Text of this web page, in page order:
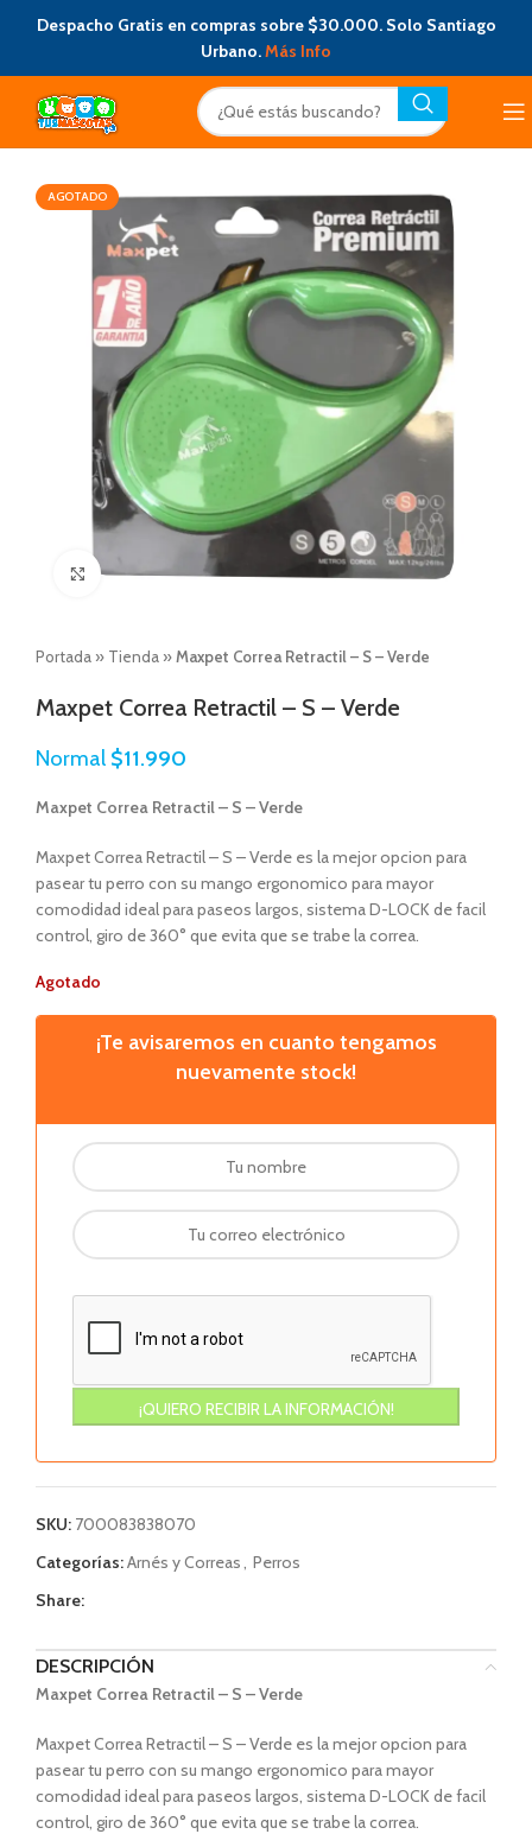
Despacho Gratis en compras sobre $30.000. Solo Santiago
Urbano.Más Info
AGOTADO
Click to enlarge
Portada » Tienda »Maxpet Correa Retractil – S – Verde
Maxpet Correa Retractil – S – Verde
Normal $11.990
Maxpet Correa Retractil – S – Verde
Maxpet Correa Retractil – S – Verde es la mejor opcion para
pasear tu perro con su mango ergonomico para mayor
comodidad ideal para paseos largos, sistema D-LOCK de facil
control, giro de 360° que evita que se trabe la correa.
Agotado
¡Te avisaremos en cuanto tengamos
nuevamente stock!
SKU: 700083838070
Categorías:Arnés y Correas, Perros
Share:
DESCRIPCIÓN
Maxpet Correa Retractil – S – Verde
Maxpet Correa Retractil – S – Verde es la mejor opcion para
pasear tu perro con su mango ergonomico para mayor
comodidad ideal para paseos largos, sistema D-LOCK de facil
control, giro de 360° que evita que se trabe la correa.